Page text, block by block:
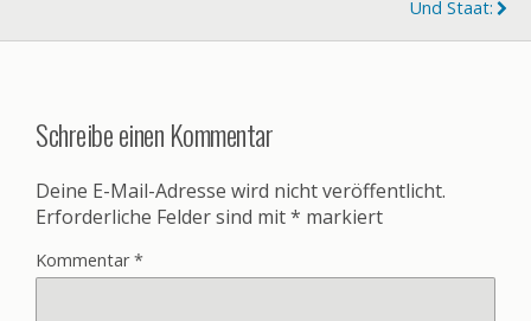
Und Staat:
Schreibe einen Kommentar
Deine E-Mail-Adresse wird nicht veröffentlicht.
Erforderliche Felder sind mit* markiert
Kommentar*